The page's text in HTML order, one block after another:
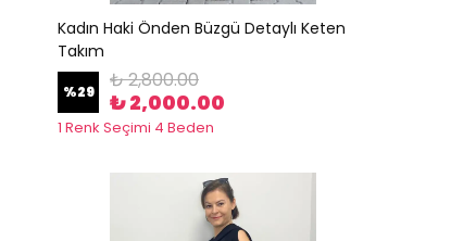
Kadın Haki Önden Büzgü Detaylı Keten
Takım
%29 ₺ 2,800.00
₺ 2,000.00
1 Renk Seçimi 4 Beden